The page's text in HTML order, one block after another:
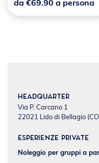
da €69.90 a persona
Headquarter
Via P. Carcano 1
22021 Lido di Bellagio
Esperienze private
Noleggio per gruppi a